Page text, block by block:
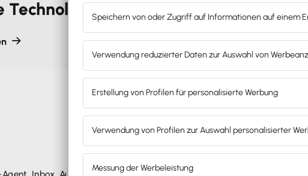
Technologie- & Integrationspartner